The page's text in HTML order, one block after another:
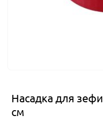
Насадка для
см